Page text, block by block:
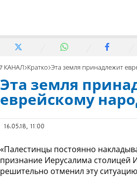
7 КАНАЛ Кратко Эта земля принадлежит
Эта земля
еврейскому
16.05.18, 11:00
«Палестинцы постоянно
признание Иерусалима столицей
решительно отменил эту